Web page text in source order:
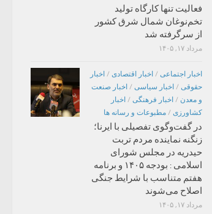
فعالیت تنها کارگاه تولید
تخم‌نوغان شمال شرق کشور
از سرگرفته شد
مرداد ۱۷, ۱۴۰۵
اخبار اجتماعی / اخبار اقتصادی / اخبار
حقوقی / اخبار سیاسی / اخبار صنعت
و معدن / اخبار فرهنگی / اخبار
کشاورزی / مطبوعات و رسانه ها
در گفت‌وگوی تفصیلی با ایرنا؛
زنگنه نماینده مردم تربت
حیدریه در مجلس شورای
اسلامی : بودجه ۱۴۰۵ و برنامه
هفتم متناسب با شرایط جنگی
اصلاح می‌شوند
مرداد ۱۷, ۱۴۰۵